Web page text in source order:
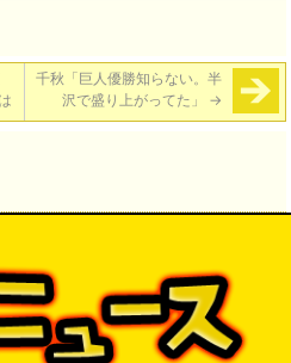
千秋「巨人優勝知らない。半
沢で盛り上がってた」 →